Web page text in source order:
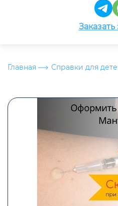
Главная Справки для